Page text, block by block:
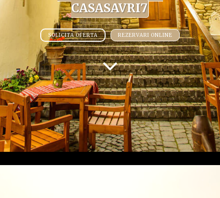
CASASAVRI7
SOLICITA OFERTA REZERVARI ONLINE